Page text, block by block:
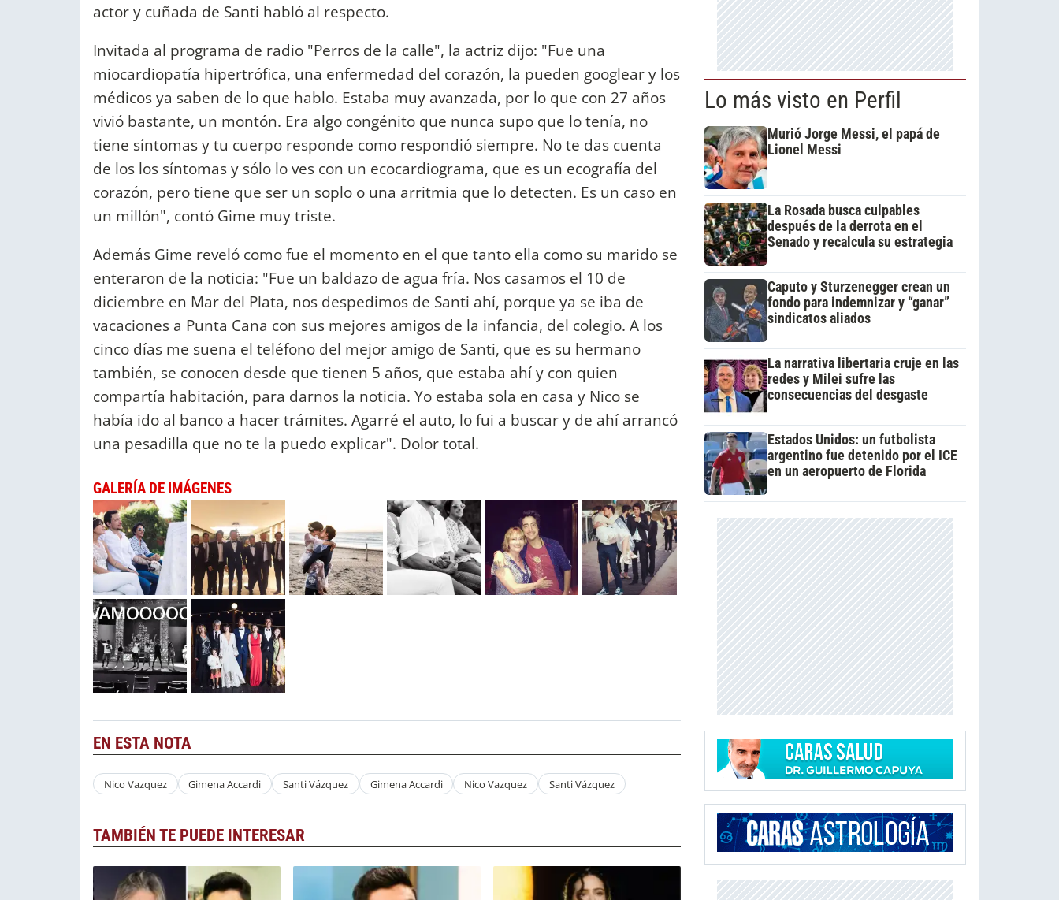
actor y cuñada de Santi habló al respecto.
Invitada al programa de radio "Perros de la calle", la actriz dijo: "Fue una
miocardiopatía hipertrófica, una enfermedad del corazón, la pueden googlear y los
médicos ya saben de lo que hablo. Estaba muy avanzada, por lo que con 27 años
vivió bastante, un montón. Era algo congénito que nunca supo que lo tenía, no
tiene síntomas y tu cuerpo responde como respondió siempre. No te das cuenta
de los los síntomas y sólo lo ves con un ecocardiograma, que es un ecografía del
corazón, pero tiene que ser un soplo o una arritmia que lo detecten. Es un caso en
un millón", contó Gime muy triste.
Además Gime reveló como fue el momento en el que tanto ella como su marido se
enteraron de la noticia: "Fue un baldazo de agua fría. Nos casamos el 10 de
diciembre en Mar del Plata, nos despedimos de Santi ahí, porque ya se iba de
vacaciones a Punta Cana con sus mejores amigos de la infancia, del colegio. A los
cinco días me suena el teléfono del mejor amigo de Santi, que es su hermano
también, se conocen desde que tienen 5 años, que estaba ahí y con quien
compartía habitación, para darnos la noticia. Yo estaba sola en casa y Nico se
había ido al banco a hacer trámites. Agarré el auto, lo fui a buscar y de ahí arrancó
una pesadilla que no te la puedo explicar". Dolor total.
GALERÍA DE IMÁGENES
EN ESTA NOTA
Nico Vazquez Gimena Accardi Santi Vázquez Gimena Accardi Nico Vazquez Santi Vázquez
TAMBIÉN TE PUEDE INTERESAR
Lo más visto en Perfil
Murió Jorge Messi, el papá de
Lionel Messi
La Rosada busca culpables
después de la derrota en el
Senado y recalcula su estrategia
Caputo y Sturzenegger crean un
fondo para indemnizar y “ganar”
sindicatos aliados
La narrativa libertaria cruje en las
redes y Milei sufre las
consecuencias del desgaste
Estados Unidos: un futbolista
argentino fue detenido por el ICE
en un aeropuerto de Florida